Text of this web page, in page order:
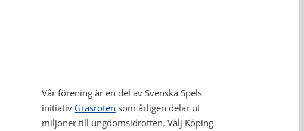
Vår förening är en del av Svenska Spels
initiativ Gräsroten som årligen delar ut
miljoner till ungdomsidrotten. Välj Köping